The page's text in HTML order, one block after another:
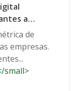
a
da
de
empresas.
small>